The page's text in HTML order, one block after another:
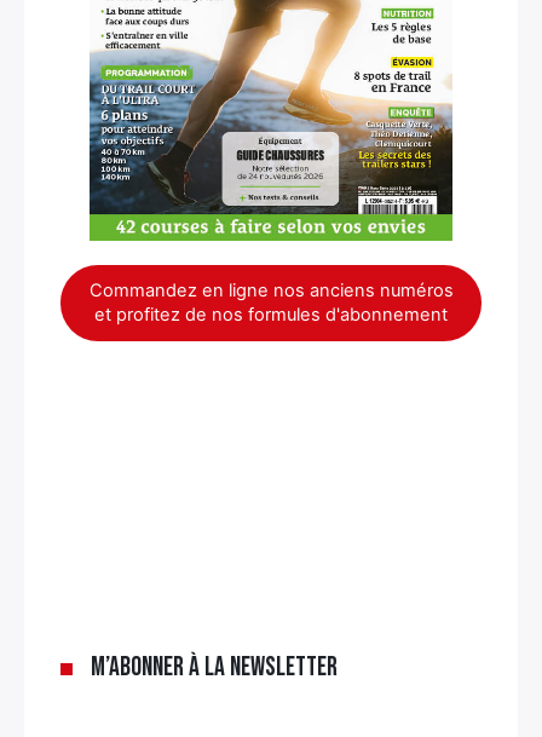
Commandez en ligne nos anciens numéros
et profitez de nos formules d'abonnement
M’abonner à la newsletter
×